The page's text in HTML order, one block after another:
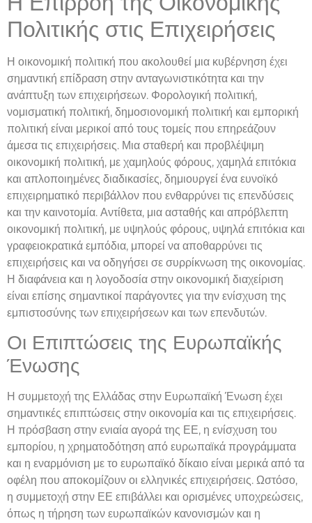
Πολιτικής στις Επιχειρήσεις
Η οικονομική πολιτική που ακολουθεί μια κυβέρνηση έχει
σημαντική επίδραση στην ανταγωνιστικότητα και την
ανάπτυξη των επιχειρήσεων. Φορολογική πολιτική,
νομισματική πολιτική, δημοσιονομική πολιτική και εμπορική
πολιτική είναι μερικοί από τους τομείς που επηρεάζουν
άμεσα τις επιχειρήσεις. Μια σταθερή και προβλέψιμη
οικονομική πολιτική, με χαμηλούς φόρους, χαμηλά επιτόκια
και απλοποιημένες διαδικασίες, δημιουργεί ένα ευνοϊκό
επιχειρηματικό περιβάλλον που ενθαρρύνει τις επενδύσεις
και την καινοτομία. Αντίθετα, μια ασταθής και απρόβλεπτη
οικονομική πολιτική, με υψηλούς φόρους, υψηλά επιτόκια και
γραφειοκρατικά εμπόδια, μπορεί να αποθαρρύνει τις
επιχειρήσεις και να οδηγήσει σε συρρίκνωση της οικονομίας.
Η διαφάνεια και η λογοδοσία στην οικονομική διαχείριση
είναι επίσης σημαντικοί παράγοντες για την ενίσχυση της
εμπιστοσύνης των επιχειρήσεων και των επενδυτών.
Οι Επιπτώσεις της Ευρωπαϊκής
Ένωσης
Η συμμετοχή της Ελλάδας στην Ευρωπαϊκή Ένωση έχει
σημαντικές επιπτώσεις στην οικονομία και τις επιχειρήσεις.
Η πρόσβαση στην ενιαία αγορά της ΕΕ, η ενίσχυση του
εμπορίου, η χρηματοδότηση από ευρωπαϊκά προγράμματα
και η εναρμόνιση με το ευρωπαϊκό δίκαιο είναι μερικά από τα
οφέλη που αποκομίζουν οι ελληνικές επιχειρήσεις. Ωστόσο,
η συμμετοχή στην ΕΕ επιβάλλει και ορισμένες υποχρεώσεις,
όπως η τήρηση των ευρωπαϊκών κανονισμών και η